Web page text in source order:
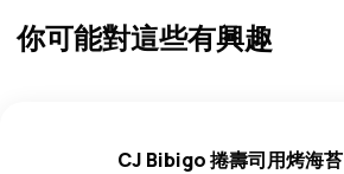
你可能對這些有興趣
CJ Bibigo 捲壽司用烤海苔